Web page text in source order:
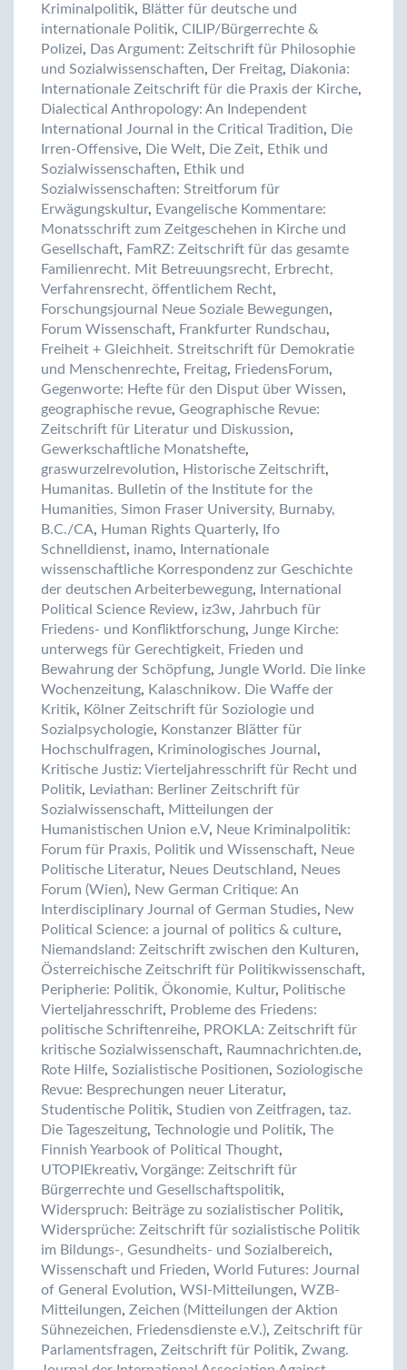
Kriminalpolitik, Blätter für deutsche und
internationale Politik, CILIP/Bürgerrechte &
Polizei, Das Argument: Zeitschrift für Philosophie
und Sozialwissenschaften, Der Freitag, Diakonia:
Internationale Zeitschrift für die Praxis der Kirche,
Dialectical Anthropology: An Independent
International Journal in the Critical Tradition, Die
Irren-Offensive, Die Welt, Die Zeit, Ethik und
Sozialwissenschaften, Ethik und
Sozialwissenschaften: Streitforum für
Erwägungskultur, Evangelische Kommentare:
Monatsschrift zum Zeitgeschehen in Kirche und
Gesellschaft, FamRZ: Zeitschrift für das gesamte
Familienrecht. Mit Betreuungsrecht, Erbrecht,
Verfahrensrecht, öffentlichem Recht,
Forschungsjournal Neue Soziale Bewegungen,
Forum Wissenschaft, Frankfurter Rundschau,
Freiheit + Gleichheit. Streitschrift für Demokratie
und Menschenrechte, Freitag, FriedensForum,
Gegenworte: Hefte für den Disput über Wissen,
geographische revue, Geographische Revue:
Zeitschrift für Literatur und Diskussion,
Gewerkschaftliche Monatshefte,
graswurzelrevolution, Historische Zeitschrift,
Humanitas. Bulletin of the Institute for the
Humanities, Simon Fraser University, Burnaby,
B.C./CA, Human Rights Quarterly, Ifo
Schnelldienst, inamo,
Internationale
wissenschaftliche Korrespondenz zur Geschichte
der deutschen Arbeiterbewegung,
International
Political Science Review, iz3w, Jahrbuch für
Friedens- und Konfliktforschung, Junge Kirche:
unterwegs für Gerechtigkeit, Frieden und
Bewahrung der Schöpfung, Jungle World. Die linke
Wochenzeitung, Kalaschnikow. Die Waffe der
Kritik, Kölner Zeitschrift für Soziologie und
Sozialpsychologie, Konstanzer Blätter für
Hochschulfragen, Kriminologisches Journal ,
Kritische Justiz: Vierteljahresschrift für Recht und
Politik, Leviathan: Berliner Zeitschrift für
Sozialwissenschaft, Mitteilungen der
Humanistischen Union e.V, Neue Kriminalpolitik:
Forum für Praxis, Politik und Wissenschaft, Neue
Politische Literatur, Neues Deutschland, Neues
Forum (Wien), New German Critique: An
Interdisciplinary Journal of German Studies, New
Political Science: a journal of politics & culture,
Niemandsland: Zeitschrift zwischen den Kulturen,
Österreichische Zeitschrift für Politikwissenschaft,
Peripherie: Politik, Ökonomie, Kultur, Politische
Vierteljahresschrift, Probleme des Friedens:
politische Schriftenreihe, PROKLA: Zeitschrift für
kritische Sozialwissenschaft, Raumnachrichten.de,
Rote Hilfe, Sozialistische Positionen, Soziologische
Revue: Besprechungen neuer Literatur,
Studentische Politik, Studien von Zeitfragen, taz.
Die Tageszeitung, Technologie und Politik, The
Finnish Yearbook of Political Thought,
UTOPIEkreativ, Vorgänge: Zeitschrift für
Bürgerrechte und Gesellschaftspolitik,
Widerspruch: Beiträge zu sozialistischer Politik,
Widersprüche: Zeitschrift für sozialistische Politik
im Bildungs-, Gesundheits- und Sozialbereich,
Wissenschaft und Frieden, World Futures: Journal
of General Evolution, WSI-Mitteilungen, WZB-
Mitteilungen, Zeichen (Mitteilungen der Aktion
Sühnezeichen, Friedensdienste e.V.), Zeitschrift für
Parlamentsfragen, Zeitschrift für Politik, Zwang.